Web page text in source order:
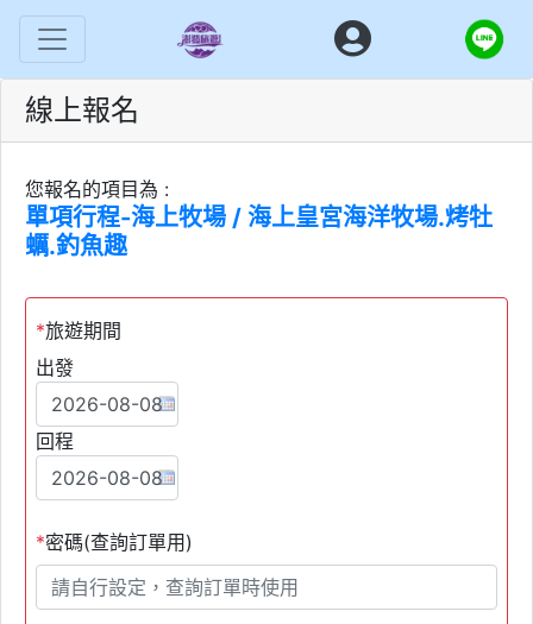
線上報名
您報名的項目為 :
單項行程-海上牧場 / 海上皇宮海洋牧場.烤牡
蠣.釣魚趣
*旅遊期間
出發
回程
*密碼(查詢訂單用)